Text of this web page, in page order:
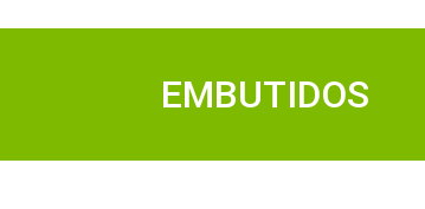
EMBUTIDOS